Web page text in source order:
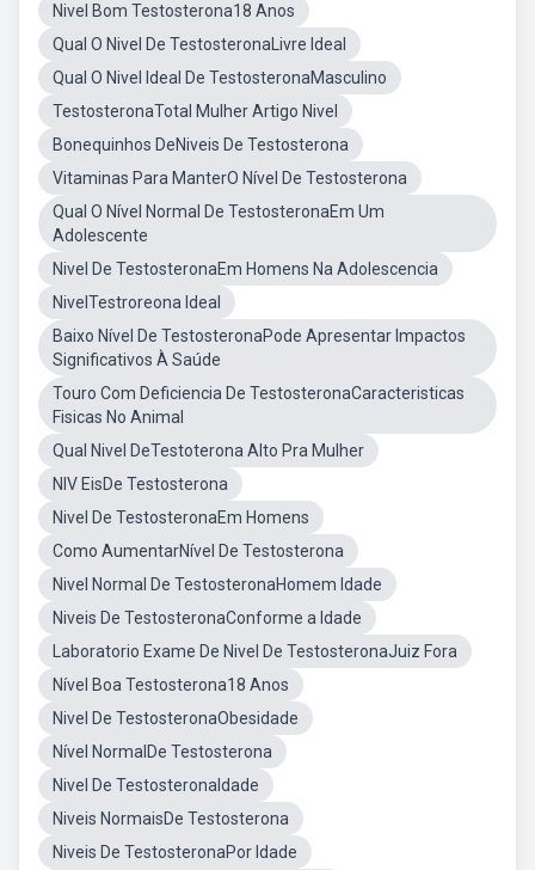
Nivel Bom Testosterona18 Anos
Qual O Nivel De TestosteronaLivre Ideal
Qual O Nivel Ideal De TestosteronaMasculino
TestosteronaTotal Mulher Artigo Nivel
Bonequinhos DeNiveis De Testosterona
Vitaminas Para ManterO Nível De Testosterona
Qual O Nível Normal De TestosteronaEm Um
Adolescente
Nivel De TestosteronaEm Homens Na Adolescencia
NivelTestroreona Ideal
Baixo Nível De TestosteronaPode Apresentar Impactos
Significativos À Saúde
Touro Com Deficiencia De TestosteronaCaracteristicas
Fisicas No Animal
Qual Nivel DeTestoterona Alto Pra Mulher
NIV EisDe Testosterona
Nivel De TestosteronaEm Homens
Como AumentarNível De Testosterona
Nivel Normal De TestosteronaHomem Idade
Niveis De TestosteronaConforme a Idade
Laboratorio Exame De Nivel De TestosteronaJuiz Fora
Nível Boa Testosterona18 Anos
Nivel De TestosteronaObesidade
Nível NormalDe Testosterona
Nivel De TestosteronaIdade
Niveis NormaisDe Testosterona
Niveis De TestosteronaPor Idade